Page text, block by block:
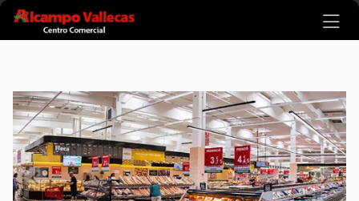
Ir al contenido principal